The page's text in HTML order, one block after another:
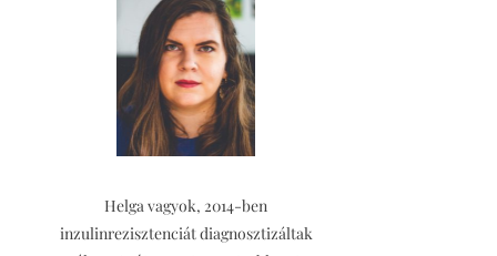
Helga vagyok, 2014-ben
inzulinrezisztenciát diagnosztizáltak